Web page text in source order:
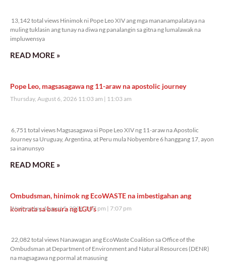
13,142 total views Hinimok ni Pope Leo XIV ang mga mananampalataya na
muling tuklasin ang tunay na diwa ng panalangin sa gitna ng lumalawak na
impluwensya
READ MORE »
Pope Leo, magsasagawa ng 11-araw na apostolic journey
Thursday, August 6, 2026 11:03 am 11:03 am
6,751 total views Magsasagawa si Pope Leo XIV ng 11-araw na Apostolic
Journey sa Uruguay, Argentina, at Peru mula Nobyembre 6 hanggang 17, ayon
sa inanunsyo
READ MORE »
Ombudsman, hinimok ng EcoWASTE na imbestigahan ang
kontrata sa basura ng LGU’s
Wednesday, August 5, 2026 7:07 pm 7:07 pm
22,082 total views Nanawagan ang EcoWaste Coalition sa Office of the
Ombudsman at Department of Environment and Natural Resources (DENR)
na magsagawa ng pormal at masusing